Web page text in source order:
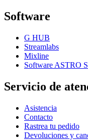
Software
G HUB
Streamlabs
Mixline
Software ASTRO
Servicio de
Asistencia
Contacto
Rastrea tu pedido
Devoluciones y